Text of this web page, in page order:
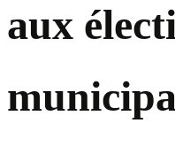
aux